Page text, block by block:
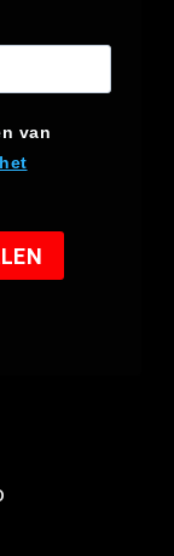
van